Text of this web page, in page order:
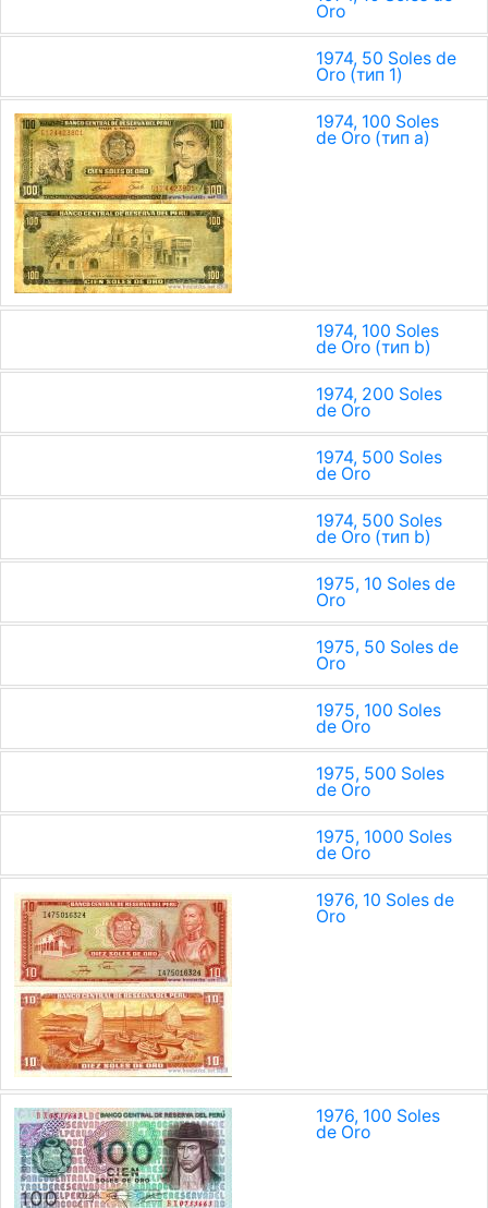
Oro
1974, 50 Soles de
Oro (тип 1)
1974, 100 Soles
de Oro (тип a)
1974, 100 Soles
de Oro (тип b)
1974, 200 Soles
de Oro
1974, 500 Soles
de Oro
1974, 500 Soles
de Oro (тип b)
1975, 10 Soles de
Oro
1975, 50 Soles de
Oro
1975, 100 Soles
de Oro
1975, 500 Soles
de Oro
1975, 1000 Soles
de Oro
1976, 10 Soles de
Oro
1976, 100 Soles
de Oro